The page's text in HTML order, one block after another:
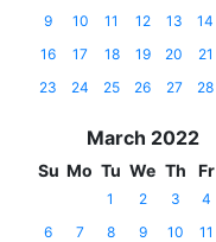
9
10 11 12 13 14
16
17 18 19 20 21
23
24 25 26 27 28
March 2022
Su Mo Tu We Th Fr
1 2 3 4
6
7 8 9 10 11